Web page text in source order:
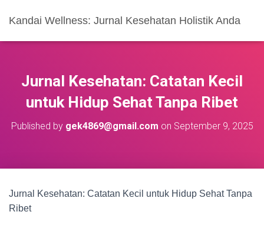
Kandai Wellness: Jurnal Kesehatan Holistik Anda
Jurnal Kesehatan: Catatan Kecil
untuk Hidup Sehat Tanpa Ribet
Published by gek4869@gmail.com on September 9, 2025
Jurnal Kesehatan: Catatan Kecil untuk Hidup Sehat Tanpa
Ribet